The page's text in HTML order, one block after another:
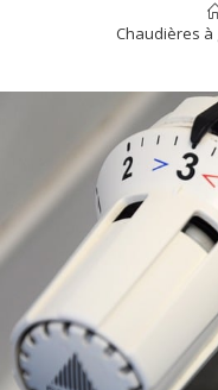
Chaudières à